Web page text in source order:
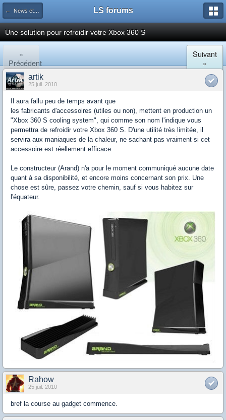
← News et actualités postées sur LS LS forums
Une solution pour refroidir votre Xbox 360 S
«
Précédent
Suivant
»
artik
25 juil. 2010
Il aura fallu peu de temps avant que
les fabricants d'accessoires (utiles ou non), mettent en production un
"Xbox 360 S cooling system", qui comme son nom l'indique vous
permettra de refroidir votre Xbox 360 S. D'une utilité très limitée, il
servira aux maniaques de la chaleur, ne sachant pas vraiment si cet
accessoire est réellement efficace.
Le constructeur (Arand) n'a pour le moment communiqué aucune date
quant à sa disponibilité, et encore moins concernant son prix. Une
chose est sûre, passez votre chemin, sauf si vous habitez sur
l'équateur.
Rahow
25 juil. 2010
bref la course au gadget commence.